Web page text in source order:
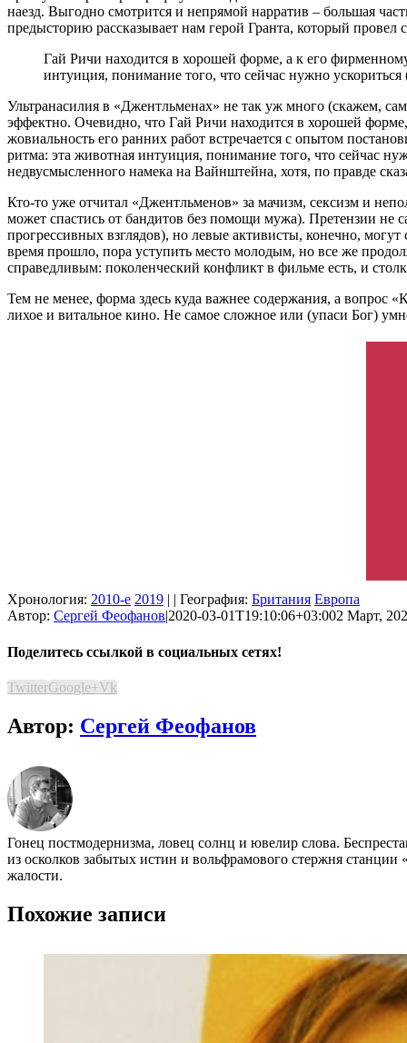
наезд. Выгодно смотрится и непрямой нарратив – большая
предысторию рассказывает нам герой Гранта, который провел
Гай Ричи находится в хорошей форме, а к его
интуиция, понимание того, что сейчас нужно
Ультранасилия в «Джентльменах» не так уж много (скажем,
эффектно. Очевидно, что Гай Ричи находится в хорошей
жовиальность его ранних работ встречается с опытом
ритма: эта животная интуиция, понимание того, что сейчас
недвусмысленного намека на Вайнштейна, хотя, по правде
Кто-то уже отчитал «Джентльменов» за мачизм, сексизм и
может спастись от бандитов без помощи мужа). Претензии не
прогрессивных взглядов), но левые активисты, конечно,
время прошло, пора уступить место молодым, но все же
справедливым: поколенческий конфликт в фильме есть, и
Тем не менее, форма здесь куда важнее содержания, а вопрос
лихое и витальное кино. Не самое сложное или (упаси Бог)
Хронология: 2010-е 2019 | | География: Британия Европа
Автор: Сергей Феофанов|2020-03-01T19:10:06+03:002 Март,
Поделитесь ссылкой в социальных сетях!
TwitterGoogle+Vk
Автор: Сергей Феофанов
Гонец постмодернизма, ловец солнц и ювелир слова.
из осколков забытых истин и вольфрамового стержня
жалости.
Похожие записи